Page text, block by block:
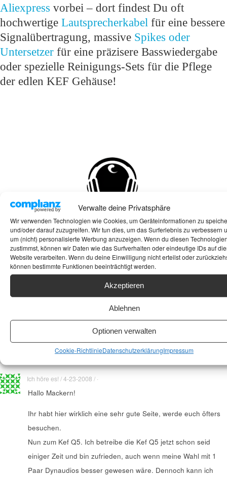
Verwalte deine Privatsphäre
Wir verwenden Technologien wie Cookies, um Geräteinformationen zu
und/oder darauf zuzugreifen. Wir tun dies, um das Surferlebnis zu verbessern
um (nicht) personalisierte Werbung anzuzeigen. Wenn du diesen
zustimmst, können wir Daten wie das Surfverhalten oder eindeutige IDs auf
Website verarbeiten. Wenn du deine Einwilligung nicht erteilst oder
können bestimmte Funktionen beeinträchtigt werden.
Akzeptieren
Ablehnen
Optionen verwalten
Cookie-RichtlinieDatenschutzerklärungImpressum
Aliexpress vorbei – dort findest Du oft
hochwertige Lautsprecherkabel für eine bessere
Signalübertragung, massive Spikes oder
Untersetzer für eine präzisere Basswiedergabe
oder spezielle Reinigungs-Sets für die Pflege
der edlen KEF Gehäuse!
2 Antworten
Ich höre es! / 4-23-2008 / ·
Hallo Mackern!
Ihr habt hier wirklich eine sehr gute Seite, werde euch öfters
besuchen.
Nun zum Kef Q5. Ich betreibe die Kef Q5 jetzt schon seid
einiger Zeit und bin zufrieden, auch wenn meine Wahl mit 1
Paar Dynaudios besser gewesen wäre. Dennoch kann ich